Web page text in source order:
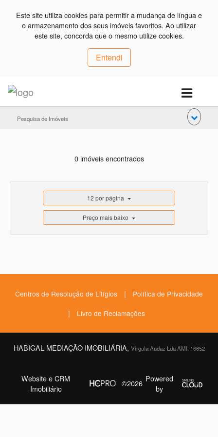
Este site utiliza cookies para permitir a mudança de língua e
o armazenamento dos seus imóveis favoritos. Ao utilizar
este site, concorda que o mesmo utilize cookies.
Entendi
Pesquisa de Imóveis
0 imóveis encontrados
12 por página
Preço mais baixo
Centros de Resolução de Litígios | Política de Privacidade
| Livro de Reclamações
HABIGAL MEDIAÇÃO IMOBILIÁRIA, Virgula Audaz Lda AMI: 16652
Website e CRM
Imobiliário
©2026 Powered
by